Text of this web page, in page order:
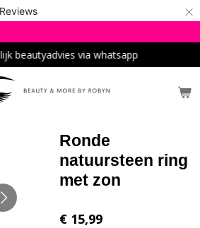
Reviews ×
beautyadvies via whatsapp
Ronde
natuursteen ring
met zon
€ 15,99